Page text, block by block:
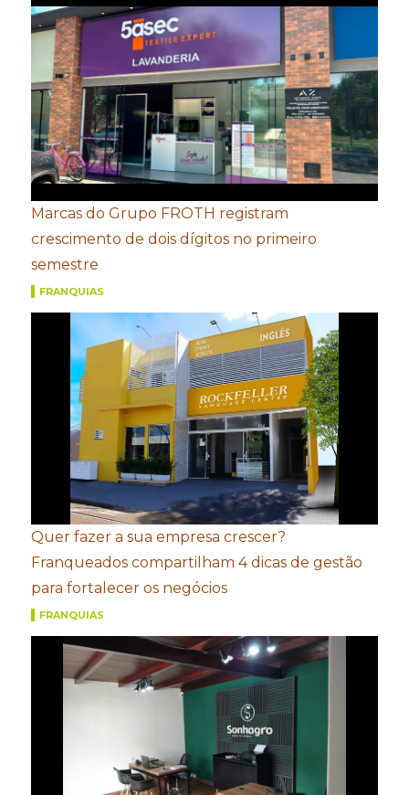
Marcas do Grupo FROTH registram
crescimento de dois dígitos no primeiro
semestre
FRANQUIAS
Quer fazer a sua empresa crescer?
Franqueados compartilham 4 dicas de gestão
para fortalecer os negócios
FRANQUIAS